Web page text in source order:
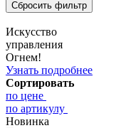
Искусство
управления
Огнем!
Узнать подробнее
Сортировать
по цене
по артикулу
Новинка